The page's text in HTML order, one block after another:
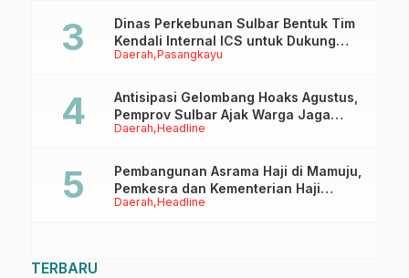
Daerah Pasangkayu
Dinas Perkebunan Sulbar Bentuk Tim
Kendali Internal ICS untuk Dukung
Sertifikasi ISPO Pekebun di
Daerah Headline
Antisipasi Gelombang Hoaks Agustus,
Pemprov Sulbar Ajak Warga Jaga
Ruang Digital
Daerah Headline
Pembangunan Asrama Haji di Mamuju,
Pemkesra dan Kementerian Haji
Sulbar Tinjau Lokasi
TERBARU